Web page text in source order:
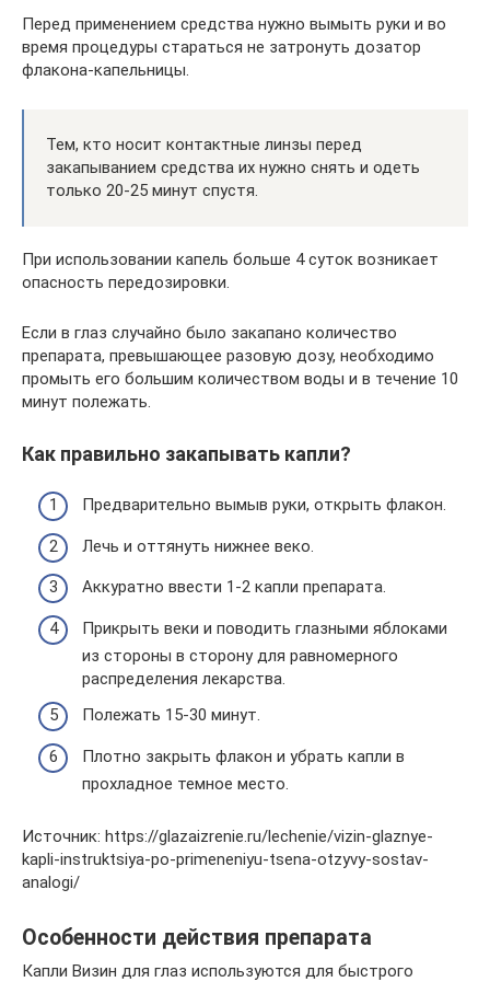
Перед применением средства нужно вымыть руки и во
время процедуры стараться не затронуть дозатор
флакона-капельницы.
Тем, кто носит контактные линзы перед
закапыванием средства их нужно снять и одеть
только 20-25 минут спустя.
При использовании капель больше 4 суток возникает
опасность передозировки.
Если в глаз случайно было закапано количество
препарата, превышающее разовую дозу, необходимо
промыть его большим количеством воды и в течение 10
минут полежать.
Как правильно закапывать капли?
Предварительно вымыв руки, открыть флакон.
Лечь и оттянуть нижнее веко.
Аккуратно ввести 1-2 капли препарата.
Прикрыть веки и поводить глазными яблоками
из стороны в сторону для равномерного
распределения лекарства.
Полежать 15-30 минут.
Плотно закрыть флакон и убрать капли в
прохладное темное место.
Источник: https://glazaizrenie.ru/lechenie/vizin-glaznye-
kapli-instruktsiya-po-primeneniyu-tsena-otzyvy-sostav-
analogi/
Особенности действия препарата
Капли Визин для глаз используются для быстрого